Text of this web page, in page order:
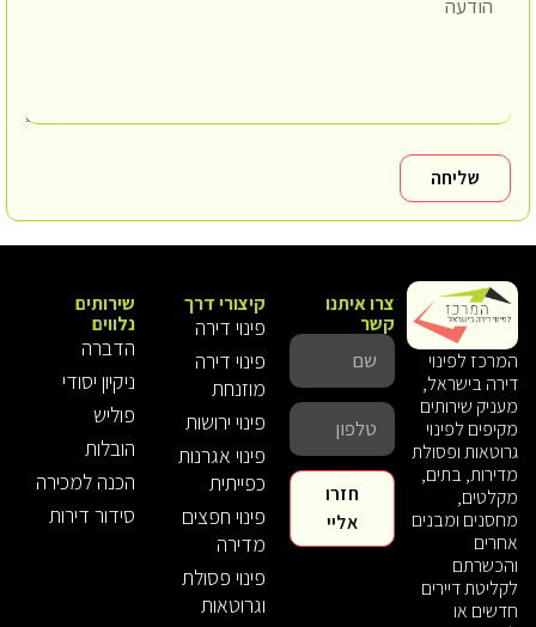
שליחה
המרכז לפינוי
דירה בישראל,
מעניק שירותים
מקיפים לפינוי
גרוטאות ופסולת
מדירות, בתים,
מקלטים,
מחסנים ומבנים
אחרים
והכשרתם
לקליטת דיירים
חדשים או
קיצורי דרך
פינוי דירה
פינוי דירה
מוזנחת
פינוי ירושות
פינוי אגרנות
כפייתית
פינוי חפצים
מדירה
פינוי פסולת
וגרוטאות
שירותים
נלווים
הדברה
ניקיון יסודי
פוליש
הובלות
הכנה למכירה
סידור דירות
צרו איתנו
קשר
חזרו
אליי